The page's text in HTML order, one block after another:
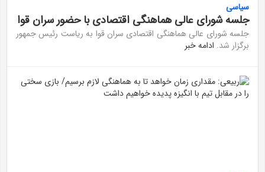
سیاسی
جلسه شورای عالی هماهنگی اقتصادی با حضور سران قوا
جلسه شورای عالی هماهنگی اقتصادی سران قوا به ریاست رئیس جمهور
برگزار شد. ادامه خبر